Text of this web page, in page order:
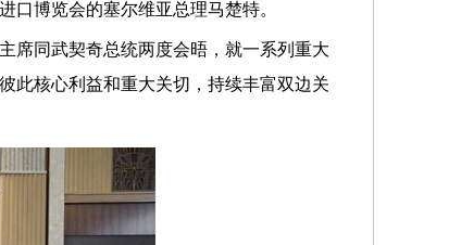
口博览会的塞尔维亚总理马楚特。
席同武契奇总统两度会晤，就一系列重大
此核心利益和重大关切，持续丰富双边关